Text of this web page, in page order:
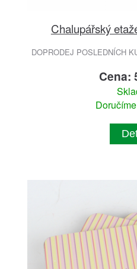
Chalupářský
DOPRODEJ POSLEDNÍCH
Cena: